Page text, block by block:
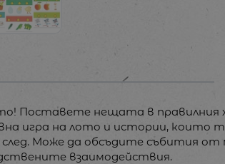
Поставете нещата в правилния
игра на лото и истории, които
след. Може да обсъдите събития
взаимодействия.